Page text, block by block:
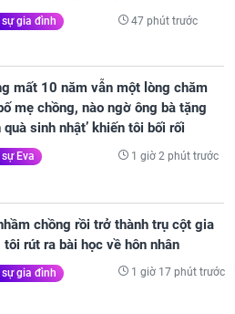
sự gia đình 47 phút trước
mất 10 năm vẫn một lòng chăm
mẹ chồng, nào ngờ ông bà tặng
quà sinh nhật’ khiến tôi bối rối
Eva 1 giờ 2 phút trước
chồng rồi trở thành trụ cột gia
tôi rút ra bài học về hôn nhân
sự gia đình 1 giờ 17 phút trước